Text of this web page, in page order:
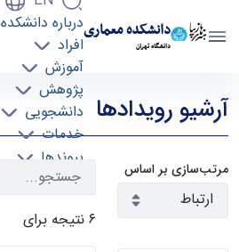
دانشکده معماری
دانشگاه تهران
درباره دانشکده
افراد
آموزش
پژوهش
دانشجویی
خدمات
پیوندها
تماس با ما
رویدادها - دانشکده معماری arch
آرشیو رویدادها
مرتب‌سازی بر اساس
۶ نتیجه برای